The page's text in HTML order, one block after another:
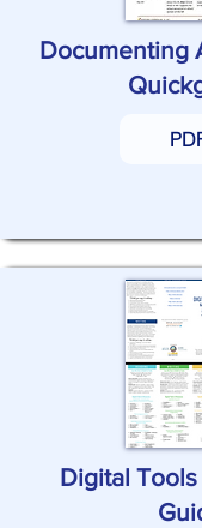
Documenting
Digital